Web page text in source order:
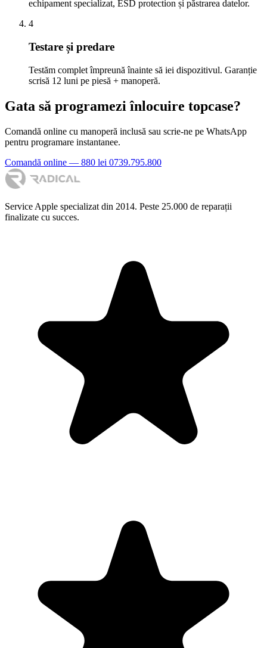
echipament specializat, ESD protection și păstrarea datelor.
4
Testare și predare
Testăm complet împreună înainte să iei dispozitivul. Garanție
scrisă 12 luni pe piesă + manoperă.
Gata să programezi înlocuire topcase?
Comandă online cu manoperă inclusă sau scrie-ne pe WhatsApp
pentru programare instantanee.
Comandă online — 880 lei 0739.795.800
Service Apple specializat din 2014. Peste 25.000 de reparații
finalizate cu succes.